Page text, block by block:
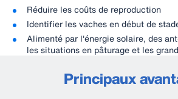
Réduire les coûts de reproduction
Identifier les vaches en début de
Alimenté par l'énergie solaire, des
les situations en pâturage et les
Principaux